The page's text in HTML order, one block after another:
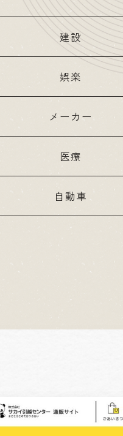
建設
娯楽
メーカー
医療
自動車